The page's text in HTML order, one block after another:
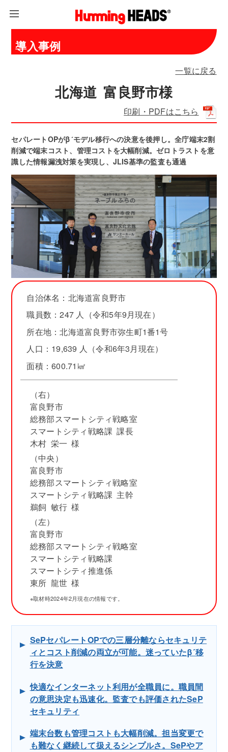
導入事例
一覧に戻る
北海道 富良野市様
印刷・PDFはこちら
セパレートOPがβ´モデル移行への決意を後押し。全庁端末2割
削減で端末コスト、管理コストを大幅削減。ゼロトラストを意
識した情報漏洩対策を実現し、JLIS基準の監査も通過
自治体名：北海道富良野市
職員数：247 人（令和5年9月現在）
所在地：北海道富良野市弥生町1番1号
人口：19,639 人（令和6年3月現在）
面積：600.71㎢
（右）
富良野市
総務部スマートシティ戦略室
スマートシティ戦略課 課長
木村 栄一 様
（中央）
富良野市
総務部スマートシティ戦略室
スマートシティ戦略課 主幹
鵜飼 敏行 様
（左）
富良野市
総務部スマートシティ戦略室
スマートシティ戦略課
スマートシティ推進係
東所 龍世 様
※取材時2024年2月現在の情報です。
SePセパレートOPでの三層分離ならセキュリテ
ィとコスト削減の両立が可能。迷っていたβ´移
行を決意
快適なインターネット利用が全職員に。職員間
の意思決定も迅速化。監査でも評価されたSeP
セキュリティ
端末台数も管理コストも大幅削減。担当変更で
も難なく継続して扱えるシンプルさ。SePやア